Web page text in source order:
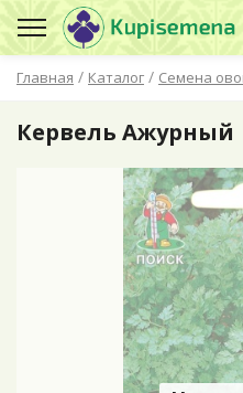
Главная / Каталог / Семена
Кервель Ажурный